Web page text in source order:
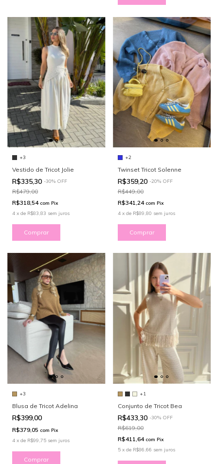
+3
Vestido de Tricot Jolie
R$335,30 -30% OFF
R$479,00
R$318,54 com Pix
4 x de R$83,83 sem juros
Comprar
+2
Twinset Tricot Solenne
R$359,20 -20% OFF
R$449,00
R$341,24 com Pix
4 x de R$89,80 sem juros
Comprar
+3
Blusa de Tricot Adelina
R$399,00
R$379,05 com Pix
4 x de R$99,75 sem juros
Comprar
+1
Conjunto de Tricot Bea
R$433,30 -30% OFF
R$619,00
R$411,64 com Pix
5 x de R$86,66 sem juros